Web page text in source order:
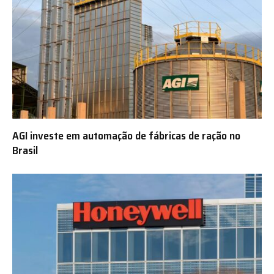
AGI investe em automação de fábricas de ração no
Brasil